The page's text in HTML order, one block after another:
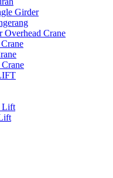
Girder
Overhead Crane
Lift